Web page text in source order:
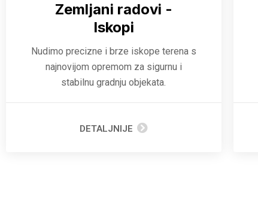
Zemljani radovi -
Iskopi
Nudimo precizne i brze iskope terena s
najnovijom opremom za sigurnu i
stabilnu gradnju objekata.
DETALJNIJE